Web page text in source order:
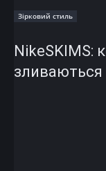
Зірковий стиль
NikeSKIMS:
зливаються